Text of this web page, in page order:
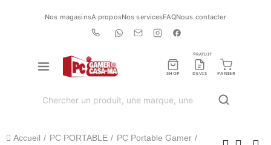
Nos magasinsA proposNos servicesFAQNous contacter
SHOP DEVIS
GRATUIT
PANIER
Accueil PC PORTABLE
PC Portable Gamer